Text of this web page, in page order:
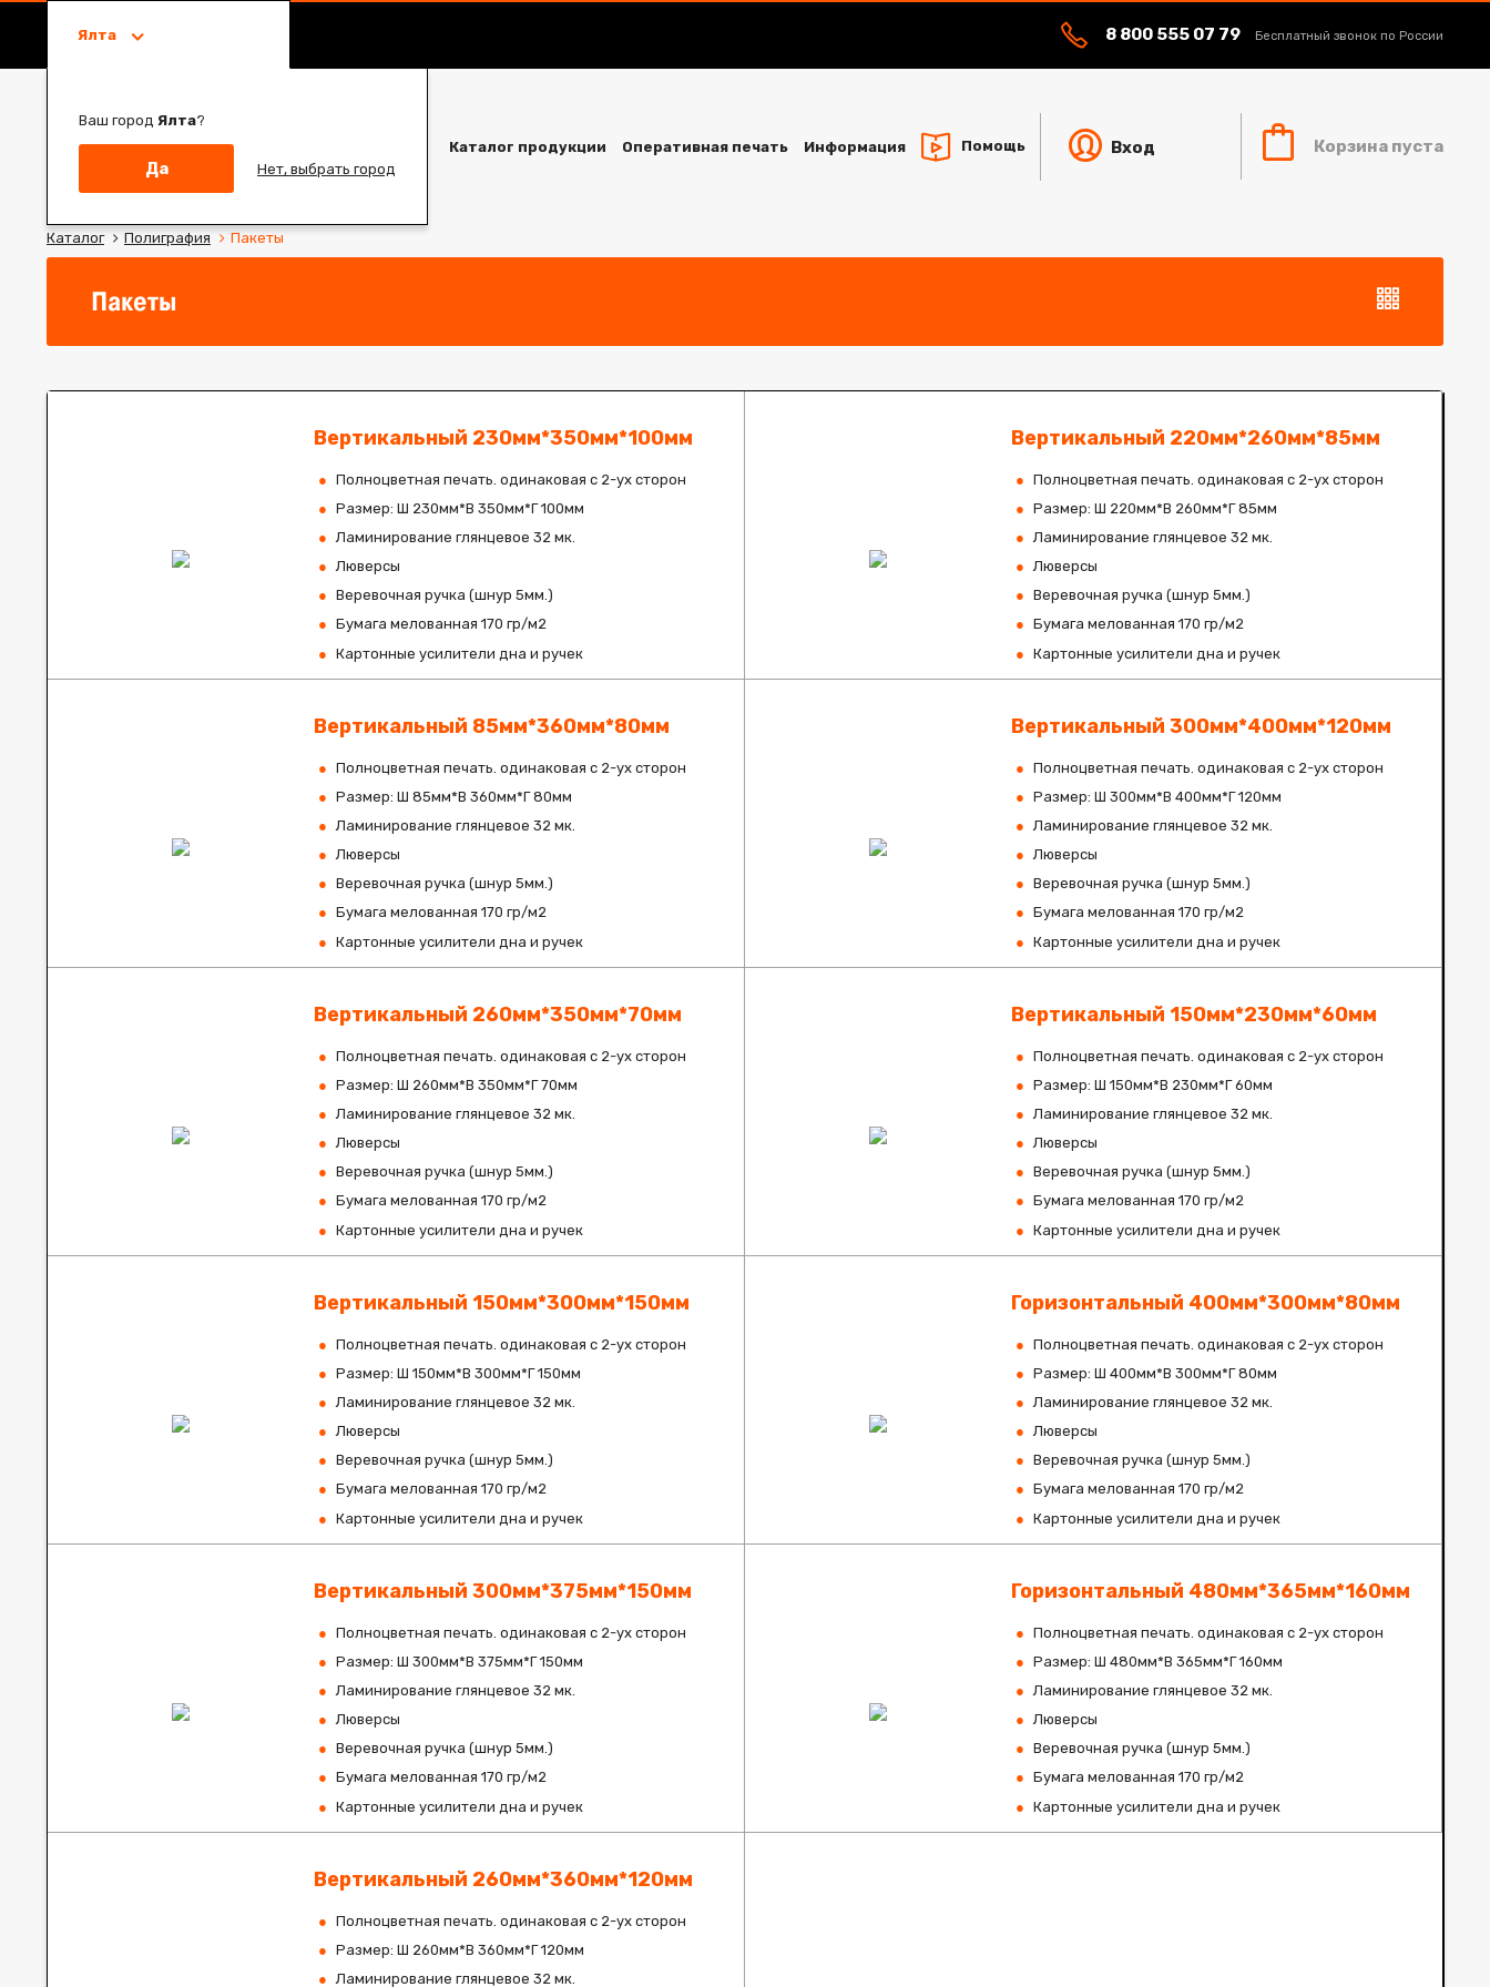
8 800 555 07 79 Бесплатный звонок по России
Ялта
Ваш город Ялта?
Да Нет, выбрать город
Корзина пуста
Вход
Каталог продукции Оперативная печать Информация Помощь
Каталог Полиграфия Пакеты
Пакеты
Вертикальный 230мм*350мм*100мм
Полноцветная печать. одинаковая с 2-ух сторон
Размер: Ш 230мм*В 350мм*Г 100мм
Ламинирование глянцевое 32 мк.
Люверсы
Веревочная ручка (шнур 5мм.)
Бумага мелованная 170 гр/м2
Картонные усилители дна и ручек
Вертикальный 220мм*260мм*85мм
Полноцветная печать. одинаковая с 2-ух сторон
Размер: Ш 220мм*В 260мм*Г 85мм
Ламинирование глянцевое 32 мк.
Люверсы
Веревочная ручка (шнур 5мм.)
Бумага мелованная 170 гр/м2
Картонные усилители дна и ручек
Вертикальный 85мм*360мм*80мм
Полноцветная печать. одинаковая с 2-ух сторон
Размер: Ш 85мм*В 360мм*Г 80мм
Ламинирование глянцевое 32 мк.
Люверсы
Веревочная ручка (шнур 5мм.)
Бумага мелованная 170 гр/м2
Картонные усилители дна и ручек
Вертикальный 300мм*400мм*120мм
Полноцветная печать. одинаковая с 2-ух сторон
Размер: Ш 300мм*В 400мм*Г 120мм
Ламинирование глянцевое 32 мк.
Люверсы
Веревочная ручка (шнур 5мм.)
Бумага мелованная 170 гр/м2
Картонные усилители дна и ручек
Вертикальный 260мм*350мм*70мм
Полноцветная печать. одинаковая с 2-ух сторон
Размер: Ш 260мм*В 350мм*Г 70мм
Ламинирование глянцевое 32 мк.
Люверсы
Веревочная ручка (шнур 5мм.)
Бумага мелованная 170 гр/м2
Картонные усилители дна и ручек
Вертикальный 150мм*230мм*60мм
Полноцветная печать. одинаковая с 2-ух сторон
Размер: Ш 150мм*В 230мм*Г 60мм
Ламинирование глянцевое 32 мк.
Люверсы
Веревочная ручка (шнур 5мм.)
Бумага мелованная 170 гр/м2
Картонные усилители дна и ручек
Вертикальный 150мм*300мм*150мм
Полноцветная печать. одинаковая с 2-ух сторон
Размер: Ш 150мм*В 300мм*Г 150мм
Ламинирование глянцевое 32 мк.
Люверсы
Веревочная ручка (шнур 5мм.)
Бумага мелованная 170 гр/м2
Картонные усилители дна и ручек
Горизонтальный 400мм*300мм*80мм
Полноцветная печать. одинаковая с 2-ух сторон
Размер: Ш 400мм*В 300мм*Г 80мм
Ламинирование глянцевое 32 мк.
Люверсы
Веревочная ручка (шнур 5мм.)
Бумага мелованная 170 гр/м2
Картонные усилители дна и ручек
Вертикальный 300мм*375мм*150мм
Полноцветная печать. одинаковая с 2-ух сторон
Размер: Ш 300мм*В 375мм*Г 150мм
Ламинирование глянцевое 32 мк.
Люверсы
Веревочная ручка (шнур 5мм.)
Бумага мелованная 170 гр/м2
Картонные усилители дна и ручек
Горизонтальный 480мм*365мм*160мм
Полноцветная печать. одинаковая с 2-ух сторон
Размер: Ш 480мм*В 365мм*Г 160мм
Ламинирование глянцевое 32 мк.
Люверсы
Веревочная ручка (шнур 5мм.)
Бумага мелованная 170 гр/м2
Картонные усилители дна и ручек
Вертикальный 260мм*360мм*120мм
Полноцветная печать. одинаковая с 2-ух сторон
Размер: Ш 260мм*В 360мм*Г 120мм
Ламинирование глянцевое 32 мк.